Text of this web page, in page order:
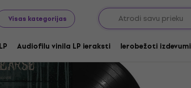
Visas kategorijas
Audiofilu vinila LP ieraksti Ierobežoti izdevumi
LP